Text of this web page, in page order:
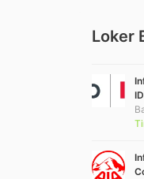
Loker